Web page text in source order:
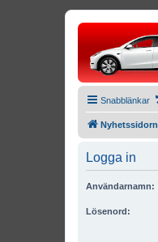
Snabblänkar
Logga in
Användarnamn:
Lösenord: